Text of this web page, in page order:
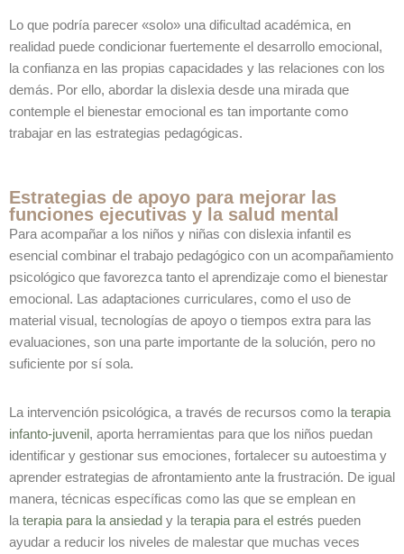
Lo que podría parecer «solo» una dificultad académica, en
realidad puede condicionar fuertemente el desarrollo emocional,
la confianza en las propias capacidades y las relaciones con los
demás. Por ello, abordar la dislexia desde una mirada que
contemple el bienestar emocional es tan importante como
trabajar en las estrategias pedagógicas.
Estrategias de apoyo para mejorar las
funciones ejecutivas y la salud mental
Para acompañar a los niños y niñas con dislexia infantil es
esencial combinar el trabajo pedagógico con un acompañamiento
psicológico que favorezca tanto el aprendizaje como el bienestar
emocional. Las adaptaciones curriculares, como el uso de
material visual, tecnologías de apoyo o tiempos extra para las
evaluaciones, son una parte importante de la solución, pero no
suficiente por sí sola.
La intervención psicológica, a través de recursos como laterapia
infanto-juvenil , aporta herramientas para que los niños puedan
identificar y gestionar sus emociones, fortalecer su autoestima y
aprender estrategias de afrontamiento ante la frustración. De igual
manera, técnicas específicas como las que se emplean en
laterapia para la ansiedad y laterapia para el estrés pueden
ayudar a reducir los niveles de malestar que muchas veces